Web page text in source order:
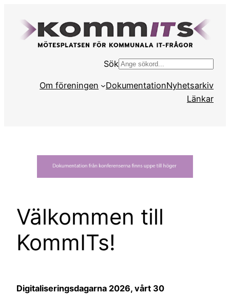
innehåll
SökS
k
Om föreningen DokumentationNyhetsarkiv
Länkar
Välkommen till
KommITs!
Digitaliseringsdagarna 2026, vårt 30